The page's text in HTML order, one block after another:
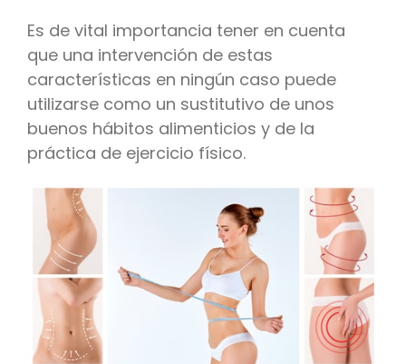
Es de vital importancia tener en cuenta
que una intervención de estas
características en ningún caso puede
utilizarse como un sustitutivo de unos
buenos hábitos alimenticios y de la
práctica de ejercicio físico.